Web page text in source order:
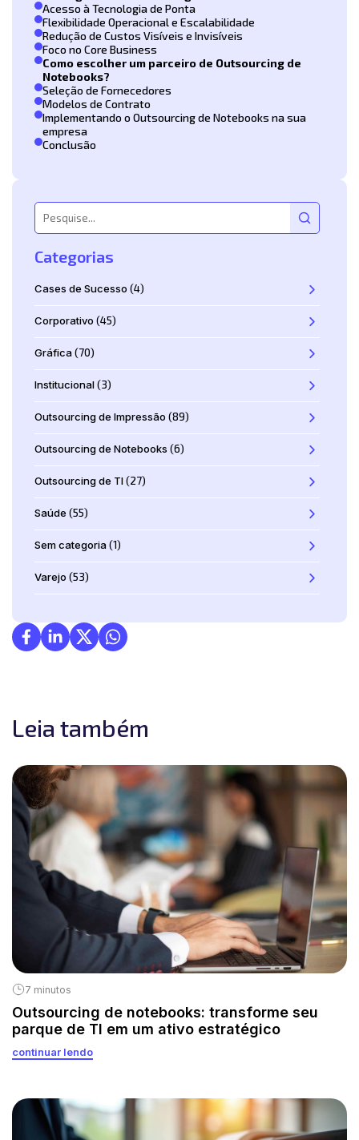
Acesso à Tecnologia de Ponta
Flexibilidade Operacional e Escalabilidade
Redução de Custos Visíveis e Invisíveis
Foco no Core Business
Como escolher um parceiro de Outsourcing de
Notebooks?
Seleção de Fornecedores
Modelos de Contrato
Implementando o Outsourcing de Notebooks na sua
empresa
Conclusão
Categorias
Cases de Sucesso (4)
Corporativo (45)
Gráfica(70)
Institucional(3)
Outsourcing de Impressão (89)
Outsourcing de Notebooks (6)
Outsourcing de TI(27)
Saúde (55)
Sem categoria(1)
Varejo (53)
Leia também
7 minutos
Outsourcing de notebooks: transforme seu
parque de TI em um ativo estratégico
continuar lendo